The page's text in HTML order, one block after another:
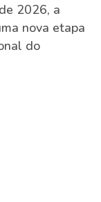
2026, a
nova etapa
do